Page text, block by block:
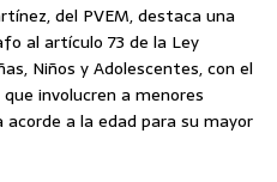
del PVEM, destaca una
al artículo 73 de la Ley
Niños y Adolescentes, con el
involucren a menores
a la edad para su mayor